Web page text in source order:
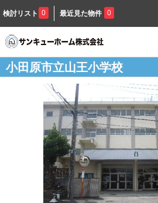
検討リスト 0 最近見た物件 0
小田原市立山王小学校